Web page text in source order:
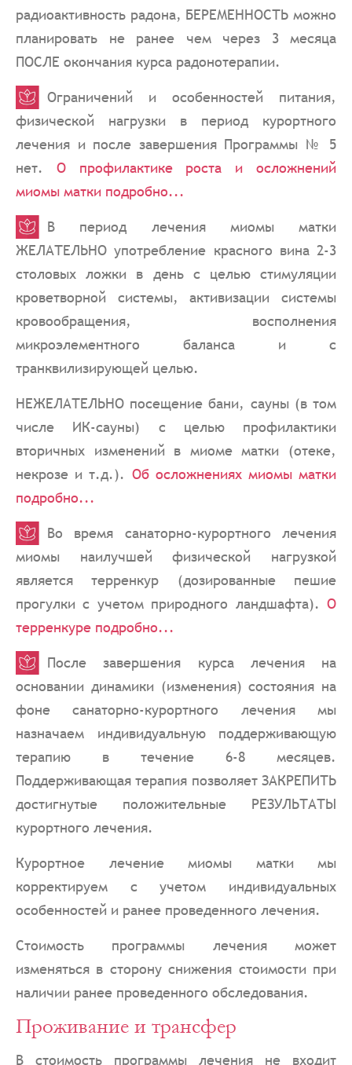
радиоактивность радона, БЕРЕМЕННОСТЬ можно
планировать не ранее чем через 3 месяца
ПОСЛЕ окончания курса радонотерапии.
Ограничений и особенностей питания,
физической нагрузки в период курортного
лечения и после завершения Программы № 5
нет. О профилактике роста и осложнений
миомы матки подробно...
В период лечения миомы матки
ЖЕЛАТЕЛЬНО употребление красного вина 2-3
столовых ложки в день с целью стимуляции
кроветворной системы, активизации системы
кровообращения, восполнения
микроэлементного баланса и с
транквилизирующей целью.
НЕЖЕЛАТЕЛЬНО посещение бани, сауны (в том
числе ИК-сауны) с целью профилактики
вторичных изменений в миоме матки (отеке,
некрозе и т.д.). Об осложнениях миомы матки
подробно...
Во время санаторно-курортного лечения
миомы наилучшей физической нагрузкой
является терренкур (дозированные пешие
прогулки с учетом природного ландшафта). О
терренкуре подробно...
После завершения курса лечения на
основании динамики (изменения) состояния на
фоне санаторно-курортного лечения мы
назначаем индивидуальную поддерживающую
терапию в течение 6-8 месяцев.
Поддерживающая терапия позволяет ЗАКРЕПИТЬ
достигнутые положительные РЕЗУЛЬТАТЫ
курортного лечения.
Курортное лечение миомы матки мы
корректируем с учетом индивидуальных
особенностей и ранее проведенного лечения.
Стоимость программы лечения может
изменяться в сторону снижения стоимости при
наличии ранее проведенного обследования.
Проживание и трансфер
В стоимость программы лечения не входит